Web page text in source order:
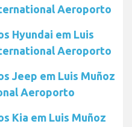
Aeroporto
Hyundai em Luis
Aeroporto
Jeep em Luis Muñoz
Aeroporto
Kia em Luis Muñoz